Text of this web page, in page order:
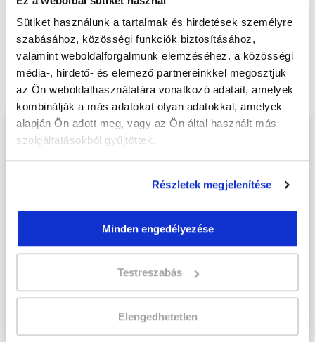
Sütiket használunk a tartalmak és hirdetések személyre
szabásához, közösségi funkciók biztosításához,
valamint weboldalforgalmunk elemzéséhez. a közösségi
média-, hirdető- és elemező partnereinkkel megosztjuk
az Ön weboldalhasználatára vonatkozó adatait, amelyek
kombinálják a más adatokat olyan adatokkal, amelyek
alapján Ön adott meg, vagy az Ön által használt más
szolgáltatásokból gyűjtöttek.
Részletek megjelenítése
Minden engedélyezése
Testreszabás
Elengedhetetlen
Végezd elTársasházkezelő szakképesítés
online tanfolyam - Mohács
tanfolyamunkat és váltsd valóra az álmaidat!
Töltsd ki adatlapunkat,
hogy eljuttathassuk Hozzád
INGYENES és MINDEN
MENTES tájékoztató
anyagunkat!
Kérjük, hogy a személyi
igazolványban szereplő
adatok alapján töltsd ki az
űrlapot!